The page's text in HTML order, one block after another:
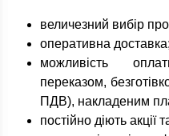
величезний вибір
оперативна доставка;
можливість
переказом,
ПДВ), накладеним
постійно діють акції